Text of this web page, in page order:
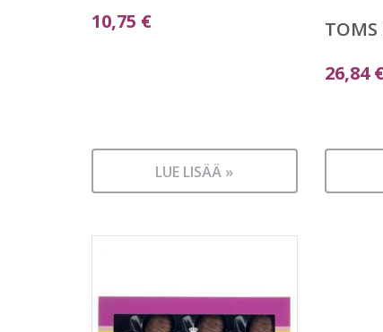
10,75 €
LUE LISÄÄ »
TOMS
26,84